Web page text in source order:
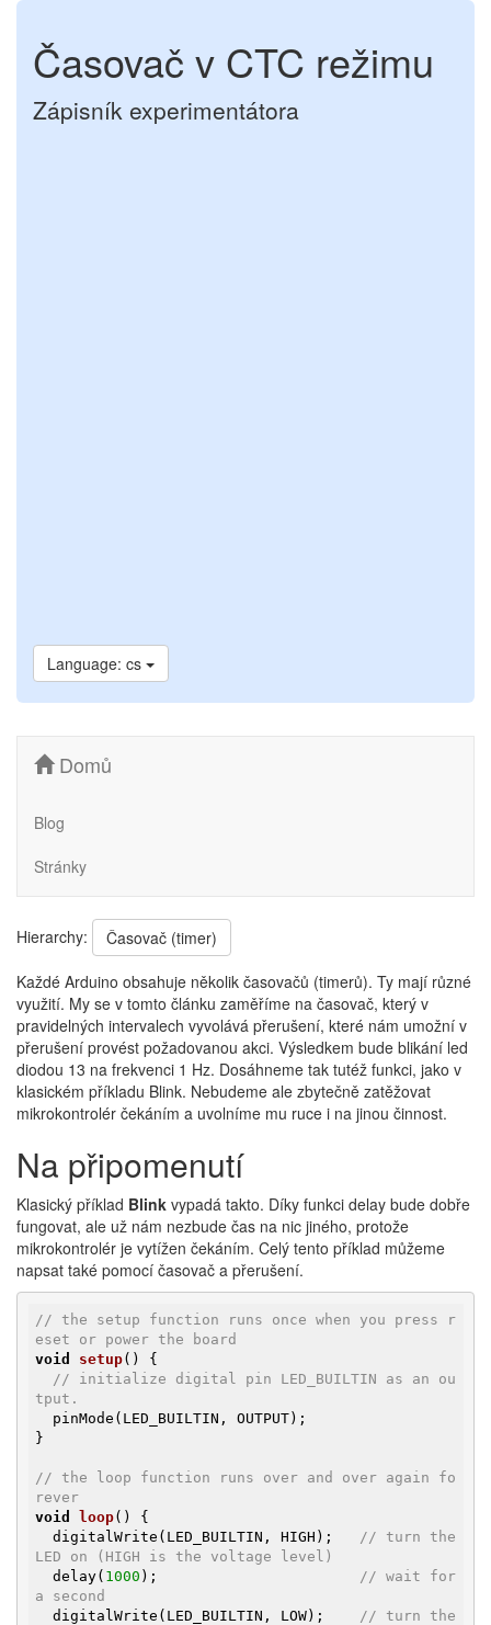
Časovač v CTC režimu
Zápisník experimentátora
Language: cs
Domů
Blog
Stránky
Hierarchy:
Časovač (timer)
Každé Arduino obsahuje několik časovačů (timerů). Ty mají různé
využití. My se v tomto článku zaměříme na časovač, který v
pravidelných intervalech vyvolává přerušení, které nám umožní v
přerušení provést požadovanou akci. Výsledkem bude blikání led
diodou 13 na frekvenci 1 Hz. Dosáhneme tak tutéž funkci, jako v
klasickém příkladu Blink. Nebudeme ale zbytečně zatěžovat
mikrokontrolér čekáním a uvolníme mu ruce i na jinou činnost.
Na připomenutí
Klasický příklad Blink vypadá takto. Díky funkci delay bude dobře
fungovat, ale už nám nezbude čas na nic jiného, protože
mikrokontrolér je vytížen čekáním. Celý tento příklad můžeme
napsat také pomocí časovač a přerušení.
// the setup function runs once when you press r
eset or power the board
void
setup()
{
// initialize digital pin LED_BUILTIN as an ou
tput.
}
// the loop function runs over and over again fo
rever
void
loop()
{
  digitalWrite(LED_BUILTIN, HIGH);
// turn the
LED on (HIGH is the voltage level)
  delay(
1000 ); // wait for
a second
  digitalWrite(LED_BUILTIN, LOW);
// turn the